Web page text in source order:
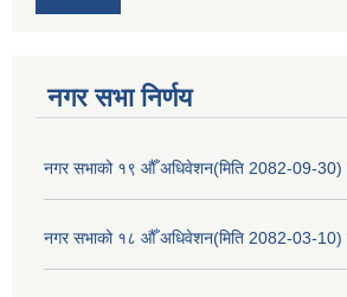
नगर सभा निर्णय
नगर सभाको १९ औँ अधिवेशन(मिति 2082-09-30)
नगर सभाको १८ औँ अधिवेशन(मिति 2082-03-10)